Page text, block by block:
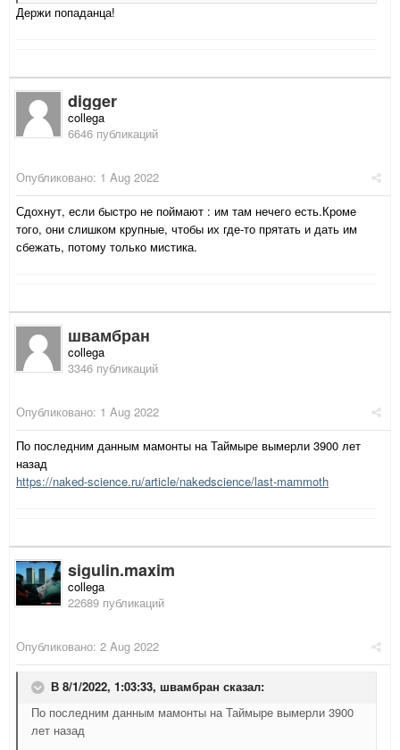
Держи попаданца!
digger
collega
6646 публикаций
Опубликовано: 1 Aug 2022
Сдохнут, если быстро не поймают : им там нечего есть.Кроме
того, они слишком крупные, чтобы их где-то прятать и дать им
сбежать, потому только мистика.
швамбран
collega
3346 публикаций
Опубликовано: 1 Aug 2022
По последним данным мамонты на Таймыре вымерли 3900 лет
назад
https://naked-science.ru/article/nakedscience/last-mammoth
sigulin.maxim
collega
22689 публикаций
Опубликовано: 2 Aug 2022
В 8/1/2022, 1:03:33, швамбран сказал:
По последним данным мамонты на Таймыре вымерли 3900
лет назад